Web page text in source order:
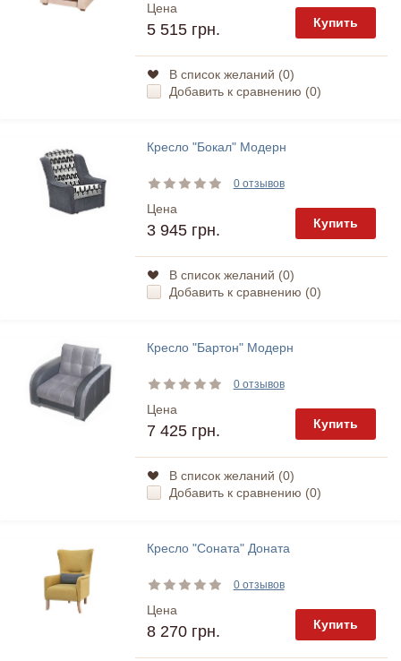
Цена
5 515 грн. Купить
В список желаний (0)
Добавить к сравнению (0)
Кресло "Бокал" Модерн
0 отзывов
Цена
3 945 грн. Купить
В список желаний (0)
Добавить к сравнению (0)
Кресло "Бартон" Модерн
0 отзывов
Цена
7 425 грн. Купить
В список желаний (0)
Добавить к сравнению (0)
Кресло "Соната" Доната
0 отзывов
Цена
8 270 грн. Купить